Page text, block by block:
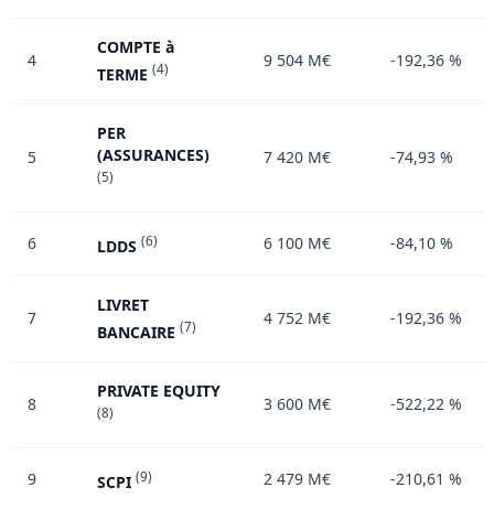
4
COMPTE à
TERME (4) 9 504 M€ -192,36 %
5
PER
(ASSURANCES)
(5)
7 420 M€ -74,93 %
6 LDDS (6) 6 100 M€ -84,10 %
7
LIVRET
BANCAIRE (7) 4 752 M€ -192,36 %
8
PRIVATE EQUITY
(8) 3 600 M€ -522,22 %
9 SCPI (9) 2 479 M€ -210,61 %